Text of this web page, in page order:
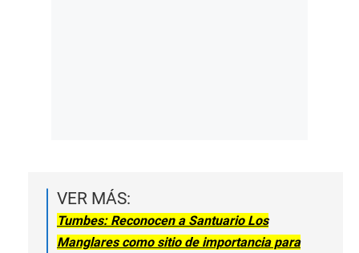
VER MÁS:
Tumbes: Reconocen a Santuario Los
Manglares como sitio de importancia para